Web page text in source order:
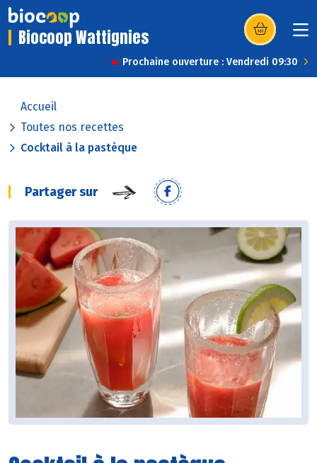
Biocoop Wattignies (s’ouvre dans
Prochaine ouverture : Vendredi 09:30
Accueil
Toutes nos recettes
Cocktail à la pastèque
Partager sur